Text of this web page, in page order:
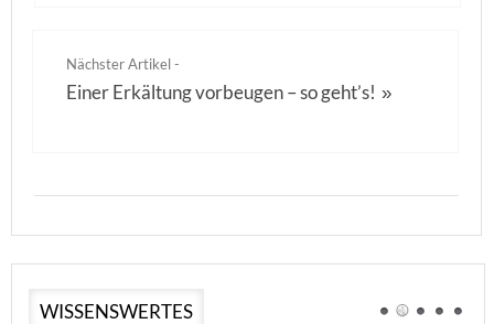
Nächster Artikel -
Einer Erkältung vorbeugen – so geht’s! »
WISSENSWERTES